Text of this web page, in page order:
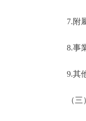
7.附屬
8.事業
9.其他
（三）